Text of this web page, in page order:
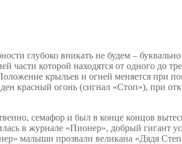
глубоко вникать не будем –
части которой находятся от одного до
крыльев и огней меняется
красный огонь (сигнал «Стоп»), при
семафор и был в конце концов
в журнале «Пионер», добрый
малыши прозвали великана «Дядя